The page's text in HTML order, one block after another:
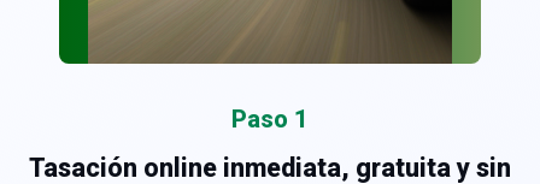
Paso 1
Tasación online inmediata, gratuita y sin